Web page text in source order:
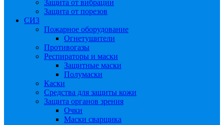
Защита от вибрации
Защита от порезов
СИЗ
Пожарное оборудование
Огнетушители
Противогазы
Респираторы и маски
Защитные маски
Полумаски
Каски
Средства для защиты кожи
Защита органов зрения
Очки
Маски сварщика